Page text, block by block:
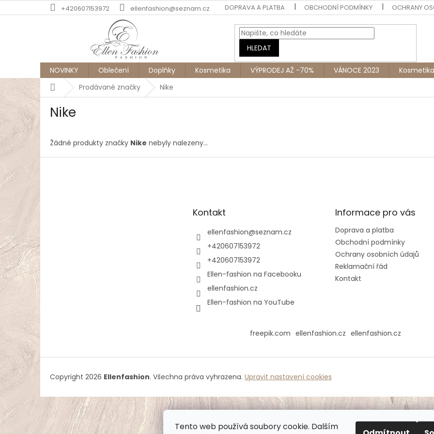
Tento web používá soubory cookie. Dalším
na
+420607153972 ellenfashion@seznam.cz DOPRAVA A PLATBA OBCHODNÍ PODMÍNKY OCHRANY
HLEDAT
NOVINKY Oblečení Doplňky Kosmetika VÝPRODEJ AŽ -70% VÁNOCE 2023 Kosmetika
DomůProdávané značky Nike
Nike
Žádné produkty značky Nike nebyly nalezeny...
Z
á
p
a
t
Kontakt
ellenfashion@seznam.cz
+420607153972
+420607153972
Ellen-fashion na Facebooku
ellenfashion.cz
Ellen-fashion na YouTube
Informace pro vás
Doprava a platba
Obchodní podmínky
Ochrany osobních údajů
Reklamační řád
Kontakt
freepik.com ellenfashion.cz ellenfashion.cz
Copyright 2026 Ellenfashion. Všechna práva vyhrazena. Upravit nastavení cookies